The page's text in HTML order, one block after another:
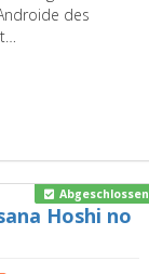
des
Abgeschlossen
Hoshi no